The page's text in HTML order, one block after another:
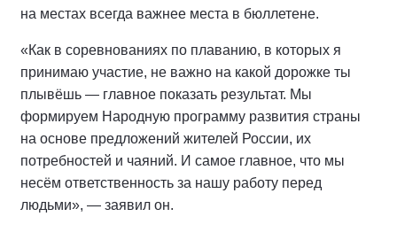
на местах всегда важнее места в бюллетене.
«Как в соревнованиях по плаванию, в которых я
принимаю участие, не важно на какой дорожке ты
плывёшь — главное показать результат. Мы
формируем Народную программу развития страны
на основе предложений жителей России, их
потребностей и чаяний. И самое главное, что мы
несём ответственность за нашу работу перед
людьми», — заявил он.